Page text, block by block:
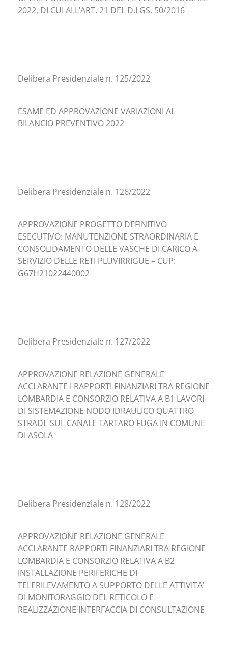
2022, DI CUI ALL’ART. 21 DEL D.LGS. 50/2016
Delibera Presidenziale n. 125/2022
ESAME ED APPROVAZIONE VARIAZIONI AL
BILANCIO PREVENTIVO 2022
Delibera Presidenziale n. 126/2022
APPROVAZIONE PROGETTO DEFINITIVO
ESECUTIVO: MANUTENZIONE STRAORDINARIA E
CONSOLIDAMENTO DELLE VASCHE DI CARICO A
SERVIZIO DELLE RETI PLUVIRRIGUE – CUP:
G67H21022440002
Delibera Presidenziale n. 127/2022
APPROVAZIONE RELAZIONE GENERALE
ACCLARANTE I RAPPORTI FINANZIARI TRA REGIONE
LOMBARDIA E CONSORZIO RELATIVA A B1 LAVORI
DI SISTEMAZIONE NODO IDRAULICO QUATTRO
STRADE SUL CANALE TARTARO FUGA IN COMUNE
DI ASOLA
Delibera Presidenziale n. 128/2022
APPROVAZIONE RELAZIONE GENERALE
ACCLARANTE RAPPORTI FINANZIARI TRA REGIONE
LOMBARDIA E CONSORZIO RELATIVA A B2
INSTALLAZIONE PERIFERICHE DI
TELERILEVAMENTO A SUPPORTO DELLE ATTIVITA’
DI MONITORAGGIO DEL RETICOLO E
REALIZZAZIONE INTERFACCIA DI CONSULTAZIONE